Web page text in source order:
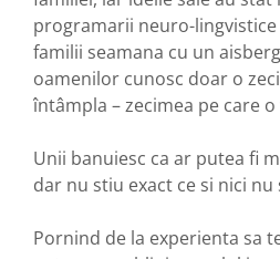
programarii neuro-lingvistice
familii seamana cu un
oamenilor cunosc doar o
întâmpla – zecimea pe care o
Unii banuiesc ca ar putea fi
dar nu stiu exact ce si nici
Pornind de la experienta sa